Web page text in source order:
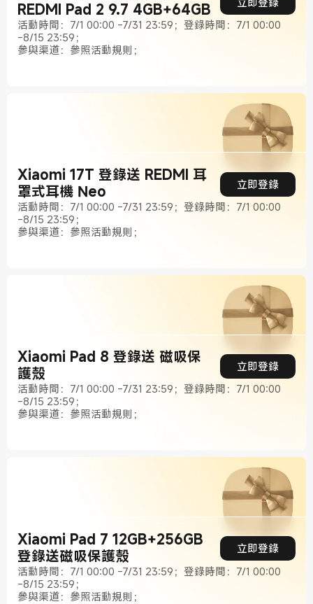
REDMI Pad 2 9.7 4GB+64GB
活動時間：7/1 00:00 -7/31 23:59；登錄時間：7/1 00:00
-8/15 23:59；
參與渠道：參照活動規則；
Xiaomi 17T 登錄送 REDMI 耳
罩式耳機 Neo
立即登錄
活動時間：7/1 00:00 -7/31 23:59；登錄時間：7/1 00:00
-8/15 23:59；
參與渠道：參照活動規則；
Xiaomi Pad 8 登錄送 磁吸保
護殼
立即登錄
活動時間：7/1 00:00 -7/31 23:59；登錄時間：7/1 00:00
-8/15 23:59；
參與渠道：參照活動規則；
Xiaomi Pad 7 12GB+256GB
登錄送磁吸保護殼
立即登錄
活動時間：7/1 00:00 -7/31 23:59；登錄時間：7/1 00:00
-8/15 23:59；
參與渠道：參照活動規則；